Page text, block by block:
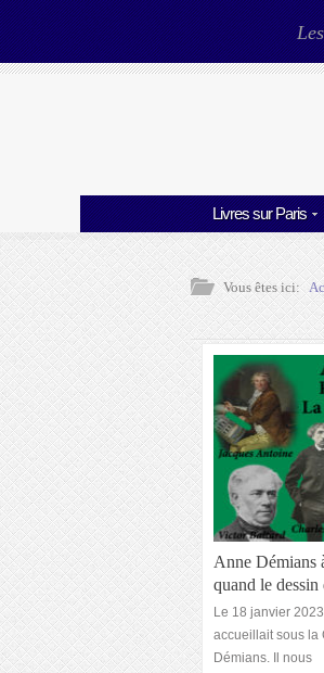
Livres sur Paris
Vous êtes ici:
Anne Démians
quand le
Le 18 janvier
accueillait sous la
Démians. Il nous